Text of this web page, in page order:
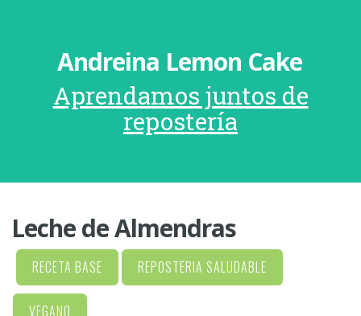
Andreina Lemon Cake
Aprendamos juntos de
repostería
Leche de Almendras
RECETA BASE REPOSTERIA SALUDABLE
VEGANO